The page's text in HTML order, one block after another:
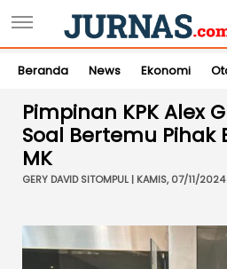
Beranda News Ekonomi
Pimpinan KPK Alex
Soal Bertemu Pihak
MK
GERY DAVID SITOMPUL | KAMIS, 07/11/2024